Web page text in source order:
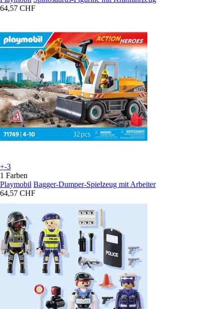
64,57 CHF
+-3
1 Farben
Playmobil Bagger-Dumper-Spielzeug mit Arbeiter
64,57 CHF